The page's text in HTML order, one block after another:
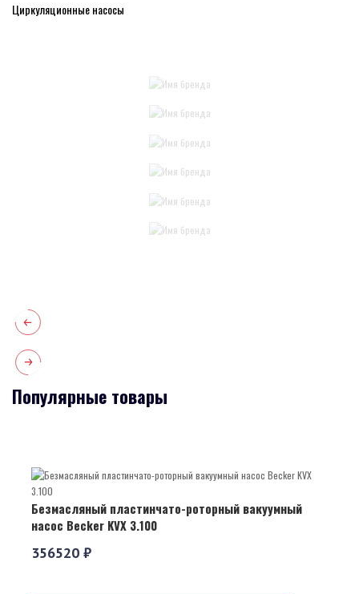
Циркуляционные насосы
Популярные товары
Безмасляный пластинчато-роторный вакуумный
насос Becker KVX 3.100
356520 ₽